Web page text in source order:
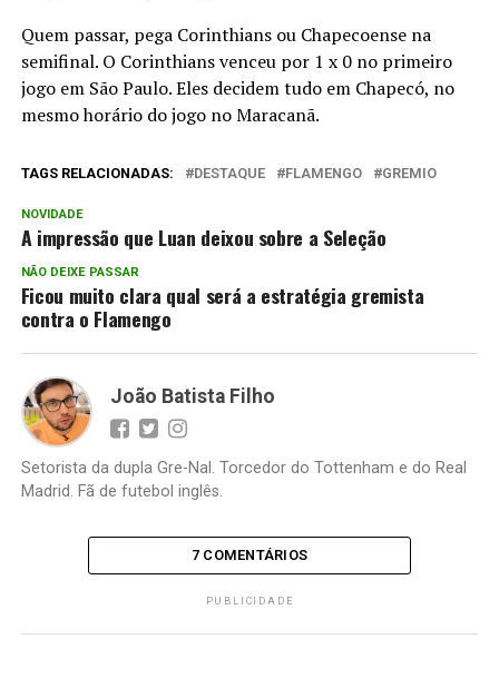
Quem passar, pega Corinthians ou Chapecoense na
semifinal. O Corinthians venceu por 1 x 0 no primeiro
jogo em São Paulo. Eles decidem tudo em Chapecó, no
mesmo horário do jogo no Maracanã.
TAGS RELACIONADAS: DESTAQUE FLAMENGO GREMIO
NOVIDADE
A impressão que Luan deixou sobre a Seleção
NÃO DEIXE PASSAR
Ficou muito clara qual será a estratégia gremista
contra o Flamengo
João Batista Filho
Setorista da dupla Gre-Nal. Torcedor do Tottenham e do Real
Madrid. Fã de futebol inglês.
7 COMENTÁRIOS
PUBLICIDADE